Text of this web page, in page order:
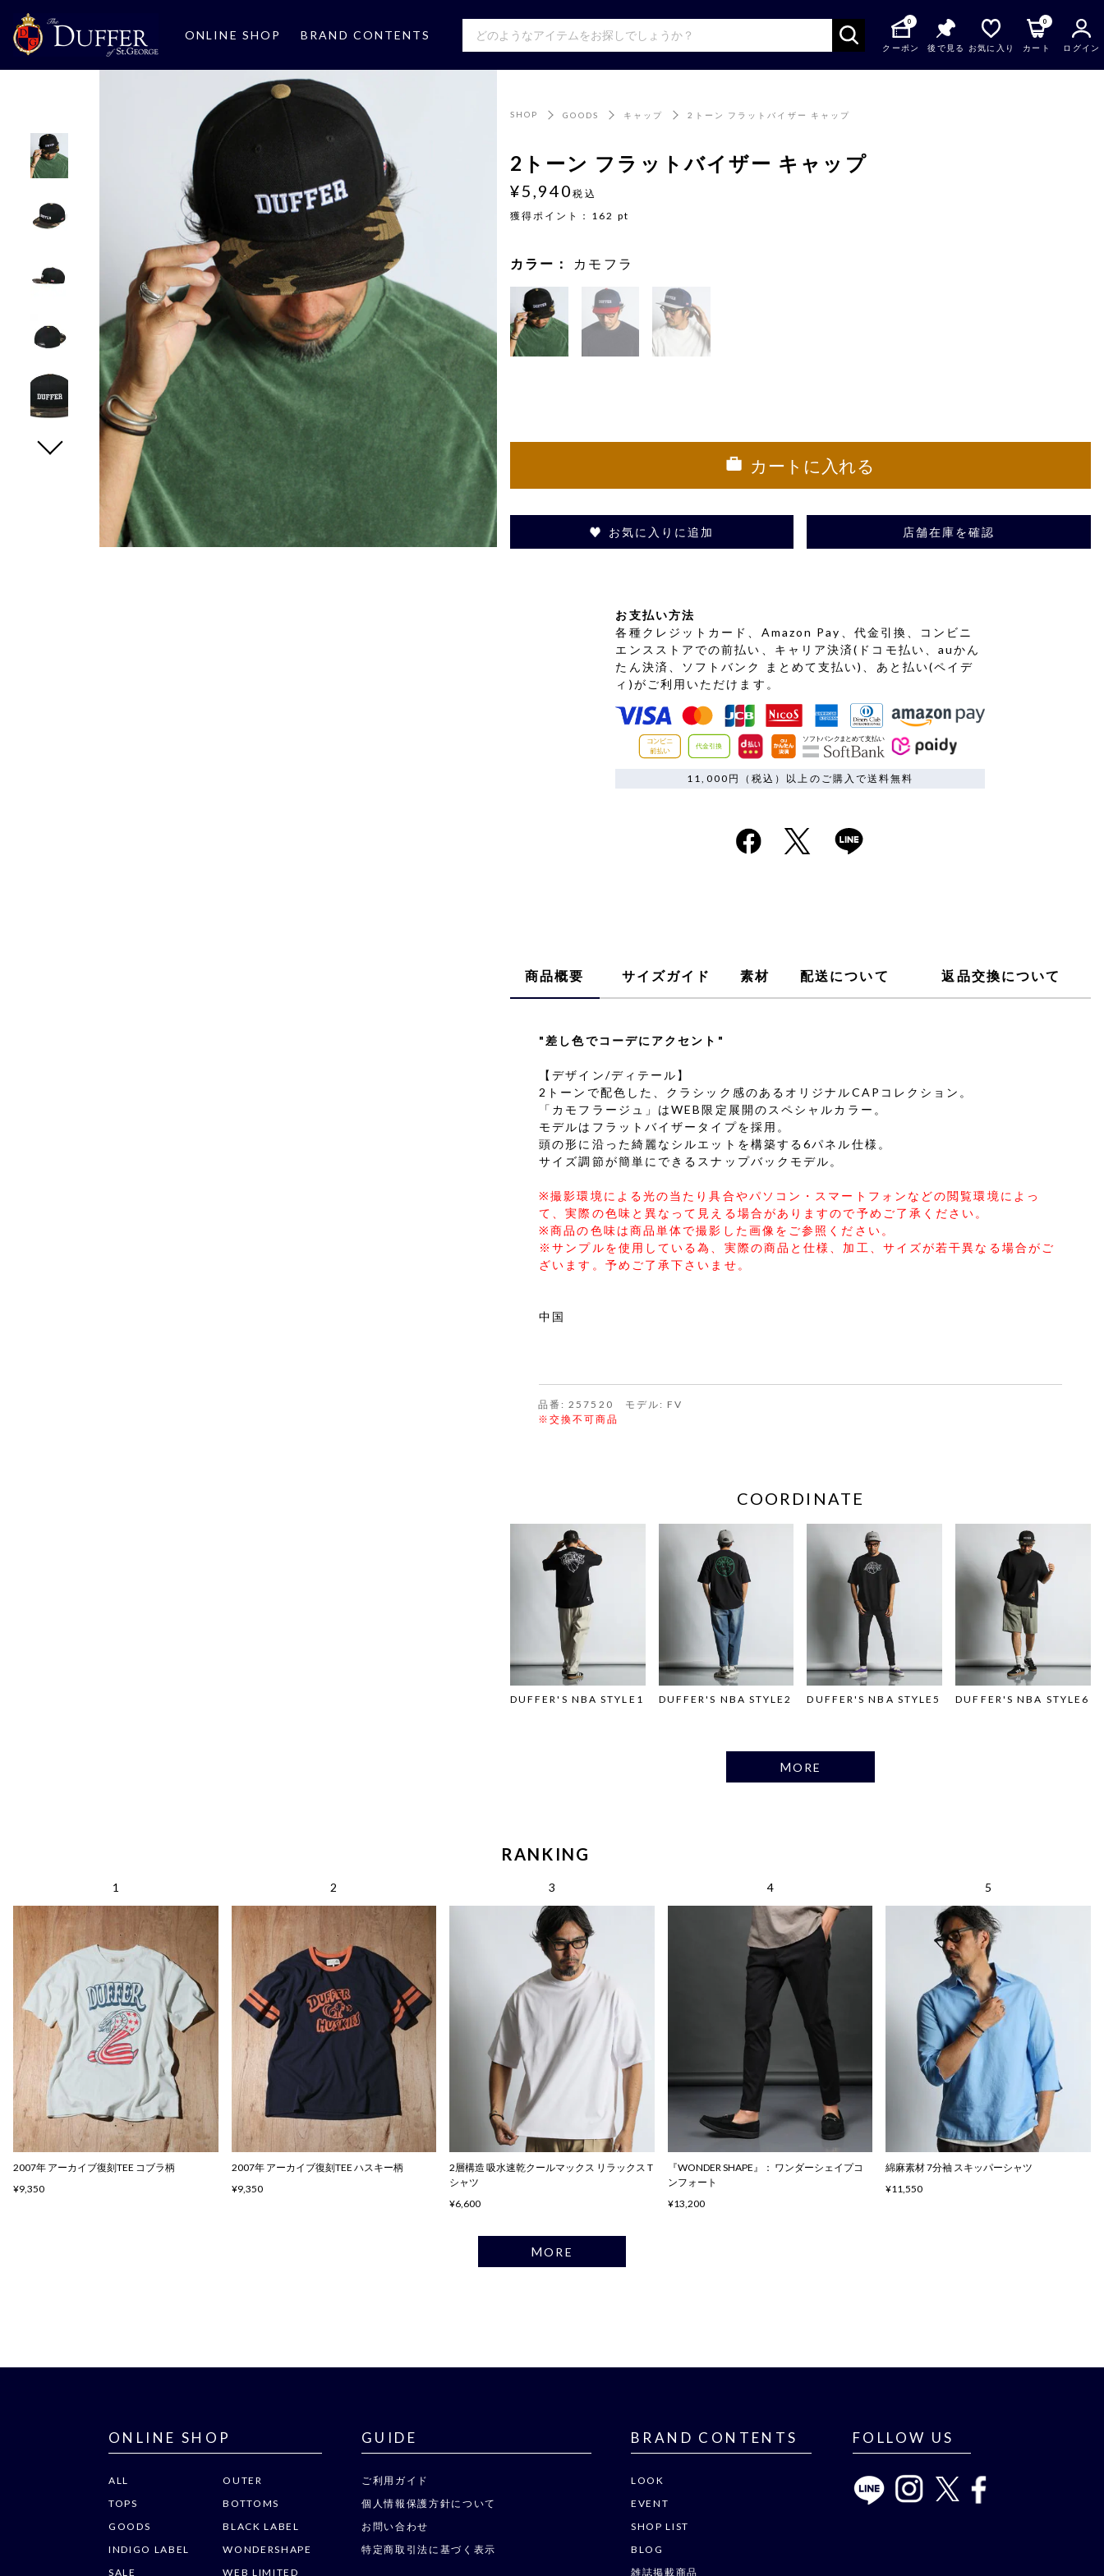
ONLINE SHOP BRAND CONTENTS
0
クーポン 後で見る お気に入り
0
カート ログイン
SHOP GOODS キャップ 2トーン フラットバイザー キャップ
2トーン フラットバイザー キャップ
¥5,940税込
獲得ポイント： 162 pt
カラー： カモフラ
カートに入れる
お気に入りに追加 店舗在庫を確認
お支払い方法
各種クレジットカード、Amazon Pay、代金引換、コンビニ
エンスストアでの前払い、キャリア決済(ドコモ払い、auかん
たん決済、ソフトバンク まとめて支払い)、あと払い(ペイデ
ィ)がご利用いただけます。
11,000円（税込）以上のご購入で送料無料
商品概要 サイズガイド 素材 配送について 返品交換について
"差し色でコーデにアクセント"
【デザイン/ディテール】
2トーンで配色した、クラシック感のあるオリジナルCAPコレクション。
「カモフラージュ」はWEB限定展開のスペシャルカラー。
モデルはフラットバイザータイプを採用。
頭の形に沿った綺麗なシルエットを構築する6パネル仕様。
サイズ調節が簡単にできるスナップバックモデル。
※撮影環境による光の当たり具合やパソコン・スマートフォンなどの閲覧環境によっ
て、実際の色味と異なって見える場合がありますので予めご了承ください。
※商品の色味は商品単体で撮影した画像をご参照ください。
※サンプルを使用している為、実際の商品と仕様、加工、サイズが若干異なる場合がご
ざいます。予めご了承下さいませ。
中国
品番: 257520 モデル: FV
※交換不可商品
COORDINATE
DUFFER'S NBA STYLE1 DUFFER'S NBA STYLE2 DUFFER'S NBA STYLE5 DUFFER'S NBA STYLE6
MORE
RANKING
2007年 アーカイブ復刻TEE コブラ柄
¥9,350
2007年 アーカイブ復刻TEE ハスキー柄
¥9,350
2層構造 吸水速乾クールマックス リラックス T
シャツ
¥6,600
『WONDER SHAPE』： ワンダーシェイプコ
ンフォート
¥13,200
綿麻素材 7分袖 スキッパーシャツ
¥11,550
MORE
ONLINE SHOP
ALL
OUTER
TOPS
BOTTOMS
GOODS
BLACK LABEL
INDIGO LABEL
WONDERSHAPE
SALE
WEB LIMITED
GUIDE
ご利用ガイド
個人情報保護方針について
お問い合わせ
特定商取引法に基づく表示
BRAND CONTENTS
LOOK
EVENT
SHOP LIST
BLOG
雑誌掲載商品
FOLLOW US